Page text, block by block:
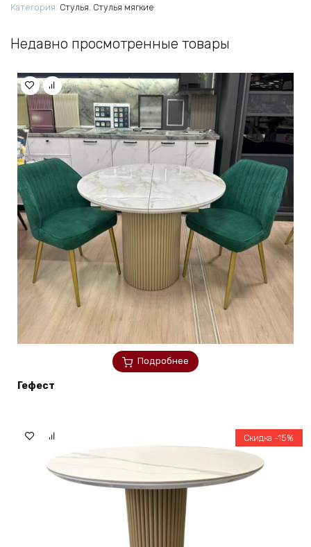
Категория: Стулья Стулья мягкие
Недавно просмотренные товары
Подробнее
Гефест
Скидка -15%